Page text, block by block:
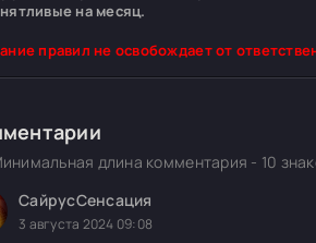
на месяц.
правил не освобождает от
длина комментария - 10
СайрусСенсация
3 августа 2024 09:08